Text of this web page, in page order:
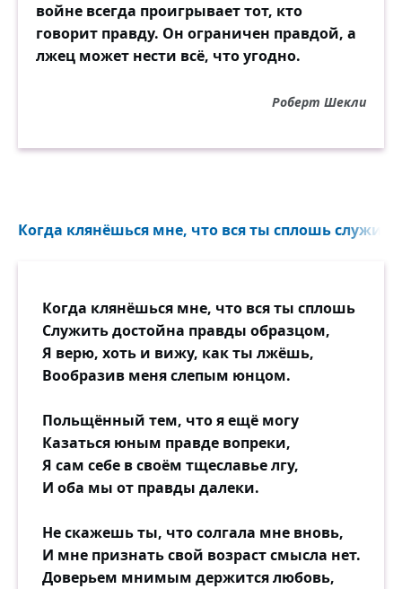
войне всегда проигрывает тот, кто
говорит правду. Он ограничен правдой, а
лжец может нести всё, что угодно.
Роберт Шекли
Когда клянёшься мне, что вся ты сплошь
Когда клянёшься мне, что вся ты сплошь
Служить достойна правды образцом,
Я верю, хоть и вижу, как ты лжёшь,
Вообразив меня слепым юнцом.
Польщённый тем, что я ещё могу
Казаться юным правде вопреки,
Я сам себе в своём тщеславье лгу,
И оба мы от правды далеки.
Не скажешь ты, что солгала мне вновь,
И мне признать свой возраст смысла нет.
Доверьем мнимым держится любовь,